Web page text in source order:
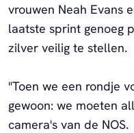
vrouwen Neah Evans
laatste sprint genoeg
zilver veilig te stellen.
"Toen we een rondje
gewoon: we moeten
camera's van de NOS.